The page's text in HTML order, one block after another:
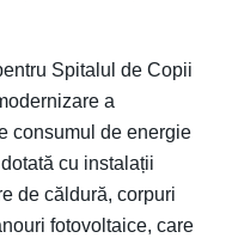
Spitalul de Copii
a
consumul de energie
cu instalații
de căldură, corpuri
fotovoltaice, care